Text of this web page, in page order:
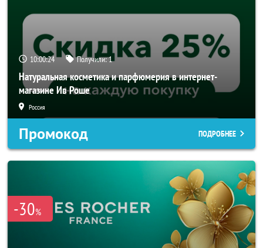
10:00:23 Получили:1
Натуральная косметика и парфюмерия в интернет-
магазине Ив Роше
Россия
Промокод ПОДРОБНЕЕ
-30%